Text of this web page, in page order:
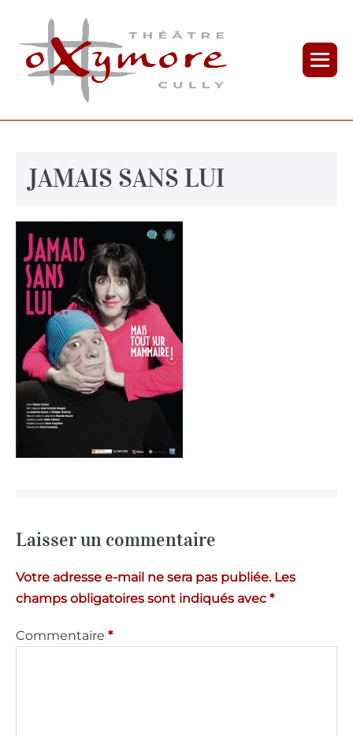
JAMAIS SANS LUI
Laisser un commentaire
Votre adresse e-mail ne sera pas publiée. Les
champs obligatoires sont indiqués avec *
Commentaire *